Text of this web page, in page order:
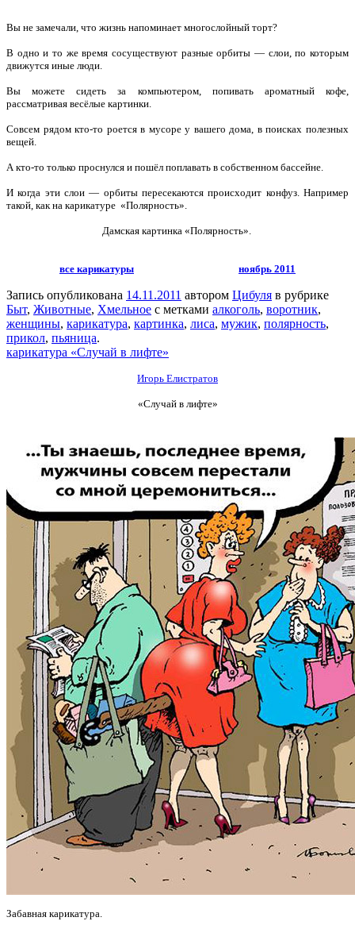
Вы не замечали, что жизнь напоминает многослойный торт?
В одно и то же время сосуществуют разные орбиты — слои, по которым
движутся иные люди.
Вы можете сидеть за компьютером, попивать ароматный кофе,
рассматривая весёлые картинки.
Совсем рядом кто-то роется в мусоре у вашего дома, в поисках полезных
вещей.
А кто-то только проснулся и пошёл поплавать в собственном бассейне.
И когда эти слои — орбиты пересекаются происходит конфуз. Например
такой, как на карикатуре «Полярность».
Дамская картинка «Полярность».
все карикатуры ноябрь 2011
Запись опубликована 14.11.2011 автором Цибуля в рубрике
Быт, Животные, Хмельное с метками алкоголь, воротник,
женщины, карикатура, картинка, лиса, мужик, полярность,
прикол, пьяница.
карикатура «Случай в лифте»
Игорь Елистратов
«Случай в лифте»
Забавная карикатура.